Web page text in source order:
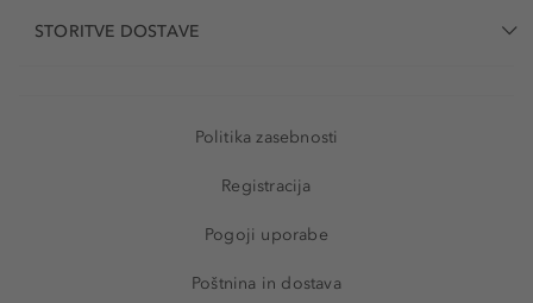
STORITVE DOSTAVE
Politika zasebnosti
Registracija
Pogoji uporabe
Poštnina in dostava